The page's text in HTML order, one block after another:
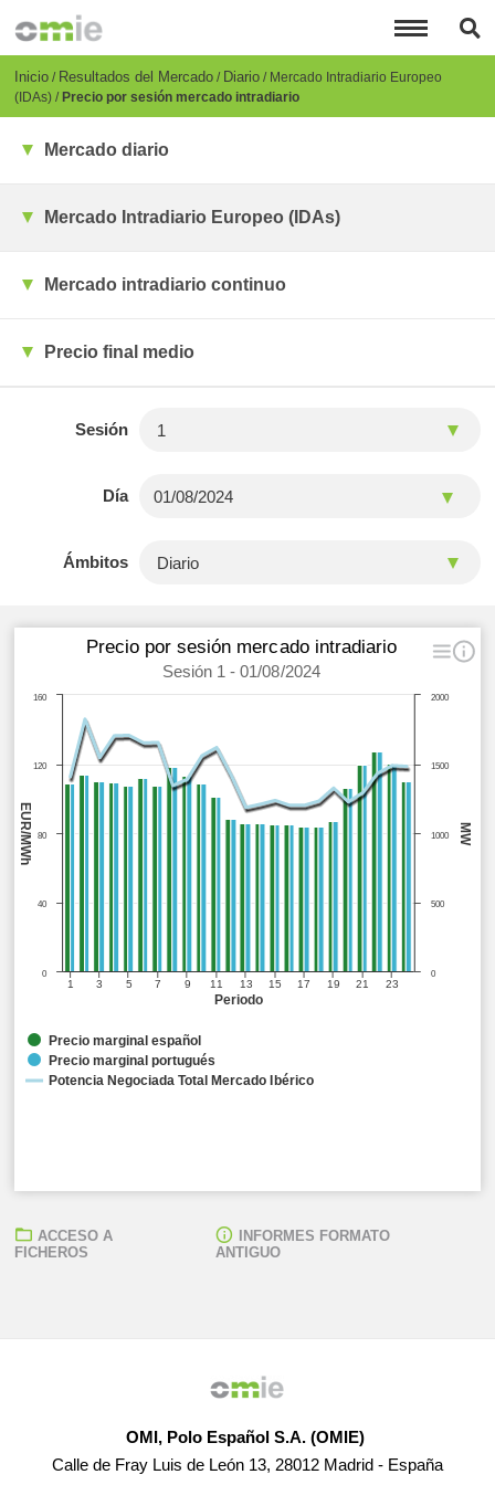
principal
Breadcrumb
Inicio Resultados del Mercado Diario Mercado Intradiario Europeo
(IDAs) Precio por sesión mercado intradiario
Mercado diario
Mercado Intradiario Europeo (IDAs)
Mercado intradiario continuo
Precio final medio
Sesión
Día
Ámbitos
Periodo
MW
EUR/MWh
Precio por sesión mercado intradiario
Sesión 1 - 01/08/2024
1 3 5 7 9 11 13 15 17 19 21 23
0
500
1000
1500
2000
0
40
80
120
160
Precio marginal español
Precio marginal portugués
Potencia Negociada Total Mercado Ibérico
ACCESO A
FICHEROS
INFORMES FORMATO
ANTIGUO
OMI, Polo Español S.A. (OMIE)
Calle de Fray Luis de León 13, 28012 Madrid - España